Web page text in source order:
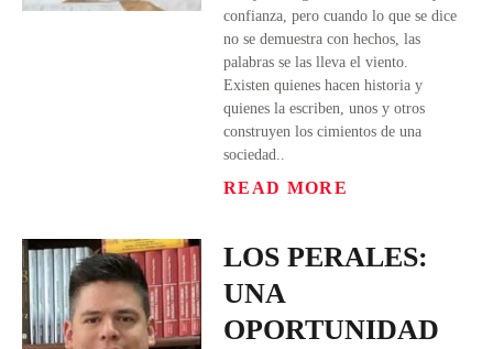
confianza, pero cuando lo que se dice
no se demuestra con hechos, las
palabras se las lleva el viento.
Existen quienes hacen historia y
quienes la escriben, unos y otros
construyen los cimientos de una
sociedad..
READ MORE
LOS PERALES:
UNA
OPORTUNIDAD